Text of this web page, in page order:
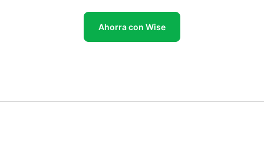
Ahorra con Wise